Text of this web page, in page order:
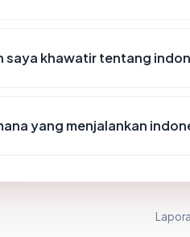
saya khawatir tentang
yang menjalankan